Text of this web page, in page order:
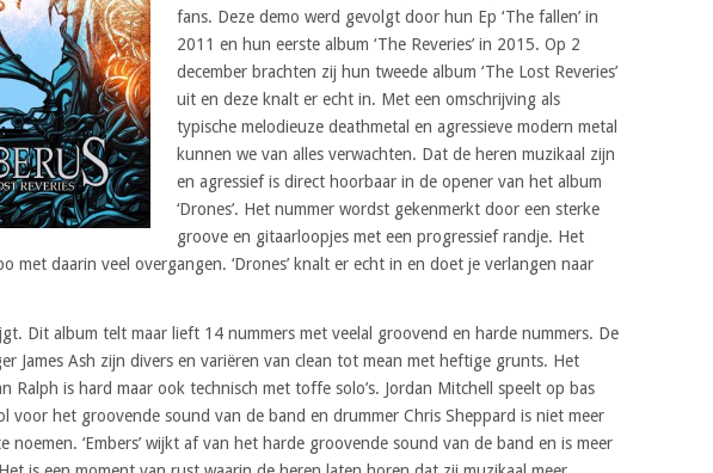
fans. Deze demo werd gevolgt door hun Ep ‘The fallen’ in
2011 en hun eerste album ‘The Reveries’ in 2015. Op 2
december brachten zij hun tweede album ‘The Lost Reveries’
uit en deze knalt er echt in. Met een omschrijving als
typische melodieuze deathmetal en agressieve modern metal
kunnen we van alles verwachten. Dat de heren muzikaal zijn
en agressief is direct hoorbaar in de opener van het album
‘Drones’. Het nummer wordst gekenmerkt door een sterke
groove en gitaarloopjes met een progressief randje. Het
met daarin veel overgangen. ‘Drones’ knalt er echt in en doet je verlangen naar
Dit album telt maar lieft 14 nummers met veelal groovend en harde nummers. De
James Ash zijn divers en variëren van clean tot mean met heftige grunts. Het
Ralph is hard maar ook technisch met toffe solo’s. Jordan Mitchell speelt op bas
voor het groovende sound van de band en drummer Chris Sheppard is niet meer
noemen. ‘Embers’ wijkt af van het harde groovende sound van de band en is meer